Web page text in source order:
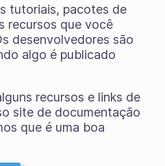
tutoriais, pacotes de
recursos que você
desenvolvedores são
algo é publicado
recursos e links de
site de documentação
que é uma boa